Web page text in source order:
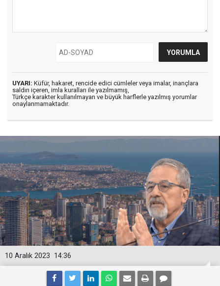
UYARI: Küfür, hakaret, rencide edici cümleler veya imalar, inançlara
saldırı içeren, imla kuralları ile yazılmamış,
Türkçe karakter kullanılmayan ve büyük harflerle yazılmış yorumlar
onaylanmamaktadır.
14:36
10 Aralık 2023